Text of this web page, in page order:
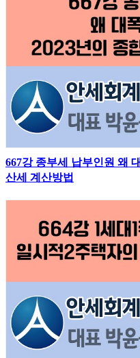
667강 종부세 납부인원 왜
산세 계산방법